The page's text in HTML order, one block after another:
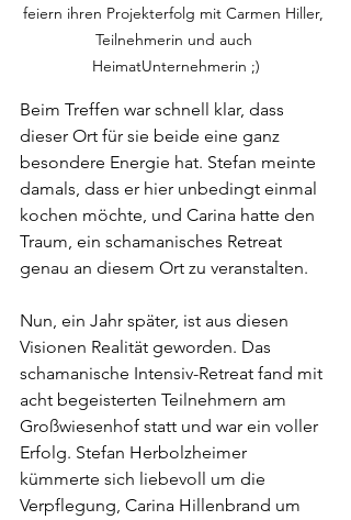
feiern ihren Projekterfolg mit Carmen Hiller,
Teilnehmerin und auch
HeimatUnternehmerin ;)
Beim Treffen war schnell klar, dass
dieser Ort für sie beide eine ganz
besondere Energie hat. Stefan meinte
damals, dass er hier unbedingt einmal
kochen möchte, und Carina hatte den
Traum, ein schamanisches Retreat
genau an diesem Ort zu veranstalten.
Nun, ein Jahr später, ist aus diesen
Visionen Realität geworden. Das
schamanische Intensiv-Retreat fand mit
acht begeisterten Teilnehmern am
Großwiesenhof statt und war ein voller
Erfolg. Stefan Herbolzheimer
kümmerte sich liebevoll um die
Verpflegung, Carina Hillenbrand um